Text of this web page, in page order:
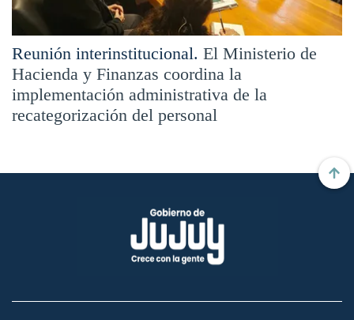
Reunión interinstitucional. El Ministerio de
Hacienda y Finanzas coordina la
implementación administrativa de la
recategorización del personal